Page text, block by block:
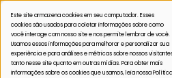
Este site armazena cookies em seu computador. Esses
cookies são usados para coletar informações sobre como
você interage com nosso site e nos permite lembrar de você.
Usamos essas informações para melhorar e personalizar sua
experiência e para análises e métricas sobre nossos
tanto nesse site quanto em outras mídias. Para obter mais
informações sobre os cookies que usamos, leia nossa Política